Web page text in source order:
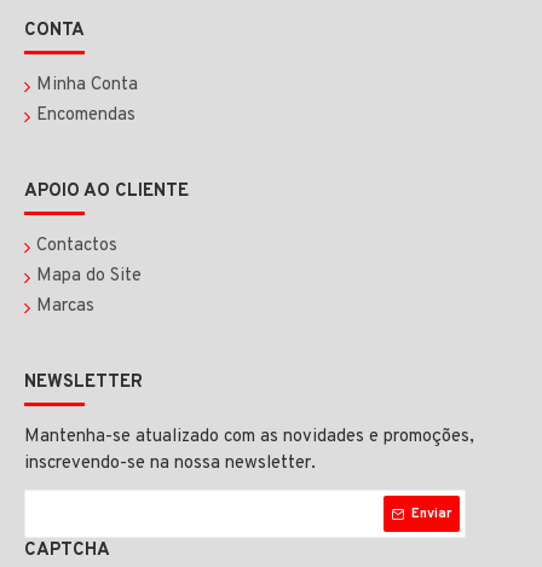
CONTA
Minha Conta
Encomendas
APOIO AO CLIENTE
Contactos
Mapa do Site
Marcas
NEWSLETTER
Mantenha-se atualizado com as novidades e promoções,
inscrevendo-se na nossa newsletter.
Enviar
CAPTCHA